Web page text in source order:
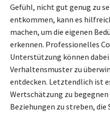
Gefühl, nicht gut genug zu
entkommen, kann es
machen, um die eigenen
erkennen. Professionelles
Unterstützung können
Verhaltensmuster zu
entdecken. Letztendlich ist
Wertschätzung zu
Beziehungen zu streben,